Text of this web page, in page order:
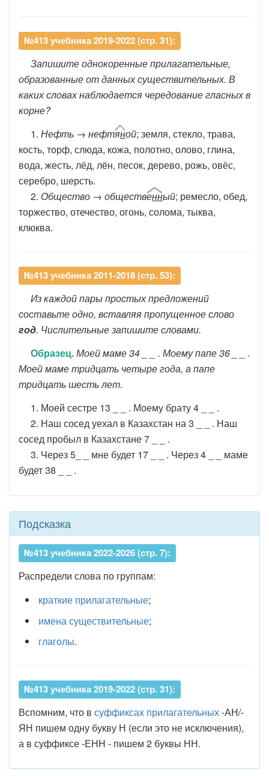
№413 учебника 2019-2022 (стр. 31):
Запишите однокоренные прилагательные,
образованные от данных существительных. В
каких словах наблюдается чередование гласных в
корне?
1. Нефть → нефтяной; земля, стекло, трава,
кость, торф, слюда, кожа, полотно, олово, глина,
вода, жесть, лёд, лён, песок, дерево, рожь, овёс,
серебро, шерсть.
2. Общество → общественный; ремесло, обед,
торжество, отечество, огонь, солома, тыква,
клюква.
№413 учебника 2011-2018 (стр. 53):
Из каждой пары простых предложений
составьте одно, вставляя пропущенное слово
год. Числительные запишите словами.
Образец.Моей маме 34 _ _ . Моему папе 36 _ _ .
Моей маме тридцать четыре года, а папе
тридцать шесть лет.
1. Моей сестре 13 _ _ . Моему брату 4 _ _ .
2. Наш сосед уехал в Казахстан на 3 _ _ . Наш
сосед пробыл в Казахстане 7 _ _ .
3. Через 5_ _ мне будет 17 _ _ . Через 4 _ _ маме
будет 38 _ _ .
Подсказка
№413 учебника 2022-2026 (стр. 7):
Распредели слова по группам:
краткие прилагательные;
имена существительные;
глаголы.
№413 учебника 2019-2022 (стр. 31):
Вспомним, что в суффиксах прилагательных-АН/-
ЯН пишем одну букву Н (если это не исключения),
а в суффиксе -ЕНН - пишем 2 буквы НН.